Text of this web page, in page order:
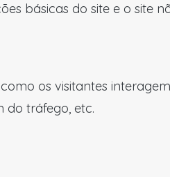
básicas do site e o site
os visitantes
do tráfego, etc.